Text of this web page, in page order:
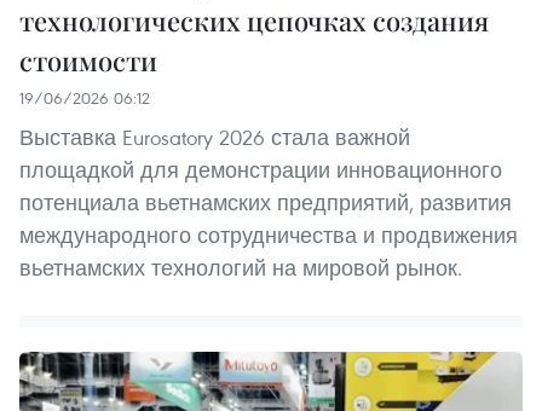
технологических цепочках создания
стоимости
19/06/2026 06:12
Выставка Eurosatory 2026 стала важной
площадкой для демонстрации инновационного
потенциала вьетнамских предприятий, развития
международного сотрудничества и продвижения
вьетнамских технологий на мировой рынок.